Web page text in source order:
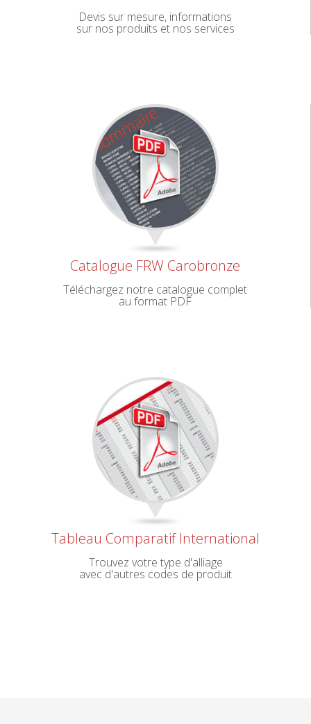
Devis sur mesure, informations
sur nos produits et nos services
Catalogue FRW Carobronze
Téléchargez notre catalogue complet
au format PDF
Tableau Comparatif International
Trouvez votre type d'alliage
avec d'autres codes de produit